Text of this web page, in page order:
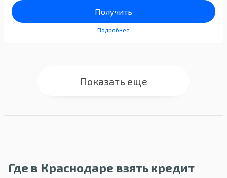
Получить
Подробнее
Показать еще
Где в Краснодаре взять кредит